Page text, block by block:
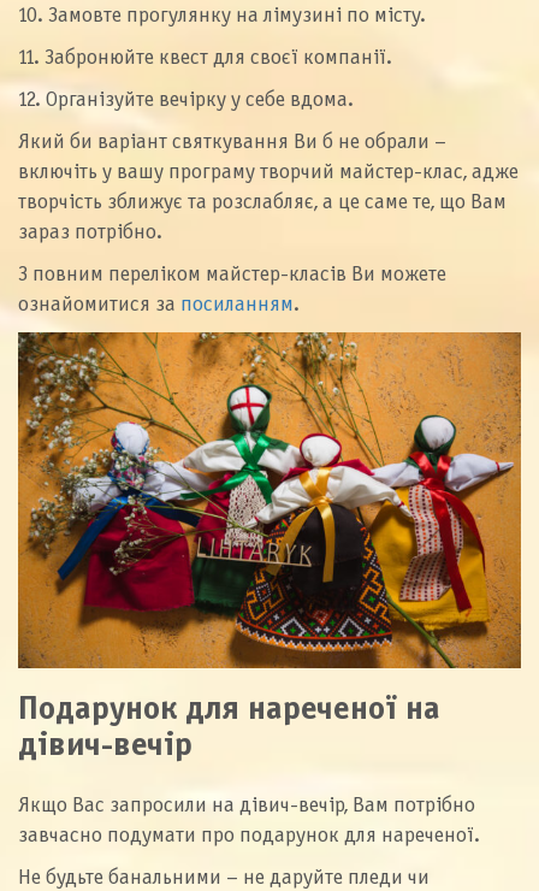
10. Замовте прогулянку на лімузині по місту.
11. Забронюйте квест для своєї компанії.
12. Організуйте вечірку у себе вдома.
Який би варіант святкування Ви б не обрали –
включіть у вашу програму творчий майстер-клас, адже
творчість зближує та розслабляє, а це саме те, що Вам
зараз потрібно.
З повним переліком майстер-класів Ви можете
ознайомитися за посиланням.
Подарунок для нареченої на
дівич-вечір
Якщо Вас запросили на дівич-вечір, Вам потрібно
завчасно подумати про подарунок для нареченої.
Не будьте банальними – не даруйте пледи чи